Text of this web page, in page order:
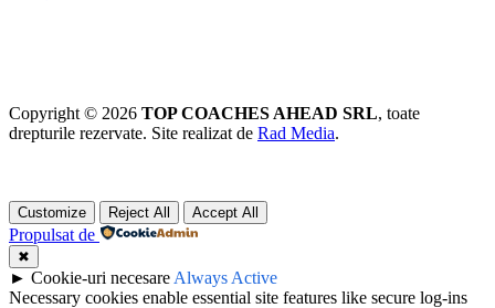
Copyright © 2026 TOP COACHES AHEAD SRL, toate
drepturile rezervate. Site realizat de Rad Media.
Customize Reject All Accept All
Propulsat de
✖
► Cookie-uri necesare Always Active
Necessary cookies enable essential site features like secure log-ins